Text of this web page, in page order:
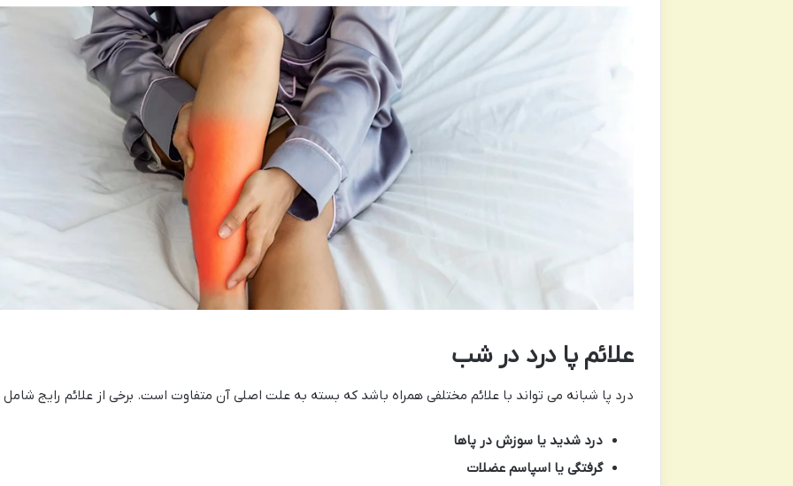
علائم پا درد در شب
درد پا شبانه می تواند با علائم مختلفی همراه باشد که بسته به علت اصلی آن متفاوت است. برخی از علائم رایج شامل
درد شدید یا سوزش در پاها
گرفتگی یا اسپاسم عضلات